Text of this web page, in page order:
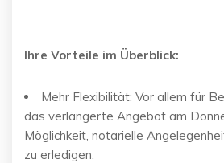
Ihre Vorteile im Überblick:
Mehr Flexibilität: Vor allem für
das verlängerte Angebot am
Möglichkeit, notarielle
zu erledigen.